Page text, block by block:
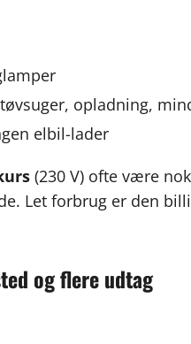
opladning,
elbil-lader
(230 V) ofte være
Let forbrug er den
og flere udtag